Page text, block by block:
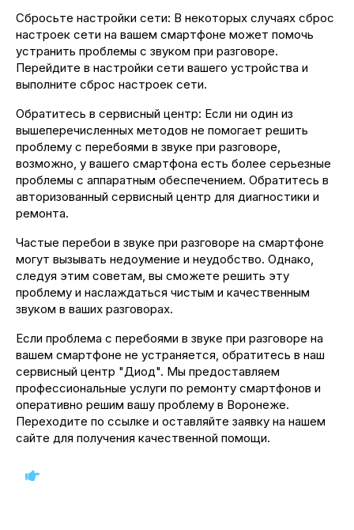
Сбросьте настройки сети: В некоторых случаях сброс
настроек сети на вашем смартфоне может помочь
устранить проблемы с звуком при разговоре.
Перейдите в настройки сети вашего устройства и
выполните сброс настроек сети.
Обратитесь в сервисный центр: Если ни один из
вышеперечисленных методов не помогает решить
проблему с перебоями в звуке при разговоре,
возможно, у вашего смартфона есть более серьезные
проблемы с аппаратным обеспечением. Обратитесь в
авторизованный сервисный центр для диагностики и
ремонта.
Частые перебои в звуке при разговоре на смартфоне
могут вызывать недоумение и неудобство. Однако,
следуя этим советам, вы сможете решить эту
проблему и наслаждаться чистым и качественным
звуком в ваших разговорах.
Если проблема с перебоями в звуке при разговоре на
вашем смартфоне не устраняется, обратитесь в наш
сервисный центр "Диод". Мы предоставляем
профессиональные услуги по ремонту смартфонов и
оперативно решим вашу проблему в Воронеже.
Переходите по ссылке и оставляйте заявку на нашем
сайте для получения качественной помощи.